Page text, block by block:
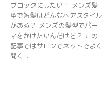
ブロックにしたい！ メンズ髪
型で短髪はどんなヘアスタイル
がある？ メンズの髪型でパー
マをかけたいんだけど？ この
記事ではサロンでネットでよく
聞く ...